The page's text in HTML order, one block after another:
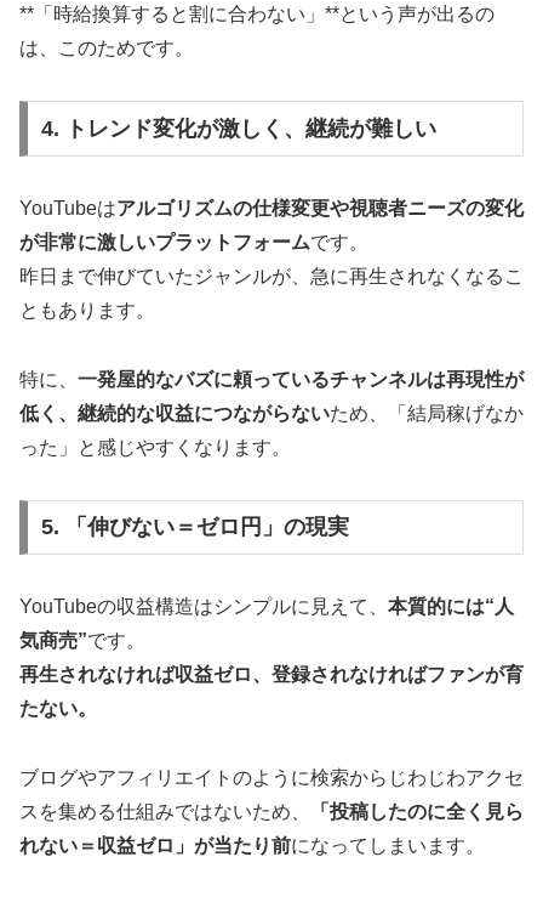
**「時給換算すると割に合わない」**という声が出るの
は、このためです。
4. トレンド変化が激しく、継続が難しい
YouTubeはアルゴリズムの仕様変更や視聴者ニーズの変化
が非常に激しいプラットフォームです。
昨日まで伸びていたジャンルが、急に再生されなくなるこ
ともあります。
特に、 一発屋的なバズに頼っているチャンネルは再現性が
低く、継続的な収益につながらないため、「結局稼げなか
った」と感じやすくなります。
5. 「伸びない＝ゼロ円」の現実
YouTubeの収益構造はシンプルに見えて、 本質的には“人
気商売”です。
再生されなければ収益ゼロ、登録されなければファンが育
たない。
ブログやアフィリエイトのように検索からじわじわアクセ
スを集める仕組みではないため、
「投稿したのに全く見ら
れない＝収益ゼロ」が当たり前になってしまいます。